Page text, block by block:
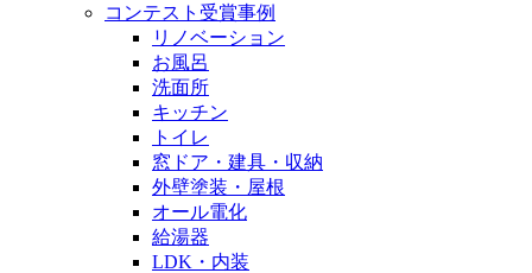
コンテスト受賞事例
リノベーション
お風呂
洗面所
キッチン
トイレ
窓ドア・建具・収納
外壁塗装・屋根
オール電化
給湯器
LDK・内装